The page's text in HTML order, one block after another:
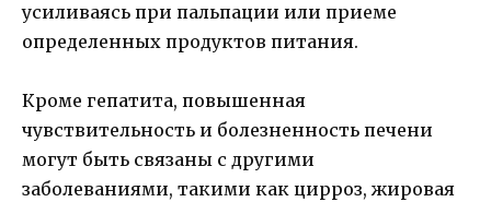
усиливаясь при пальпации или приеме
определенных продуктов питания.
Кроме гепатита, повышенная
чувствительность и болезненность печени
могут быть связаны с другими
заболеваниями, такими как цирроз, жировая